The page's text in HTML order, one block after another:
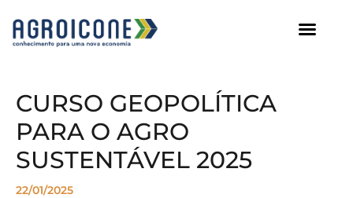
CURSO GEOPOLÍTICA
PARA O AGRO
SUSTENTÁVEL 2025
22/01/2025